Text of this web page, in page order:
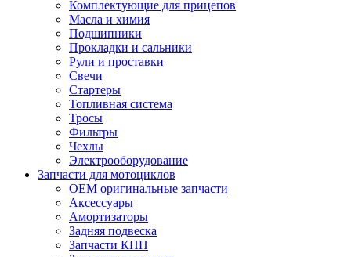
Комплектующие для прицепов
Масла и химия
Подшипники
Прокладки и сальники
Рули и проставки
Свечи
Стартеры
Топливная система
Тросы
Фильтры
Чехлы
Электрооборудование
Запчасти для мотоциклов
OEM оригинальные запчасти
Аксессуары
Амортизаторы
Задняя подвеска
Запчасти КПП